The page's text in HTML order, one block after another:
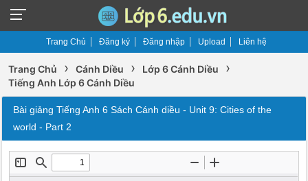
Trang Chủ Đăng ký Đăng nhập Upload Liên hệ
Trang Chủ › Cánh Diều › Lớp 6 Cánh Diều ›
Tiếng Anh Lớp 6 Cánh Diều
Bài giảng Tiếng Anh 6 Sách Cánh diều - Unit 9: Cities of the
world - Part 2